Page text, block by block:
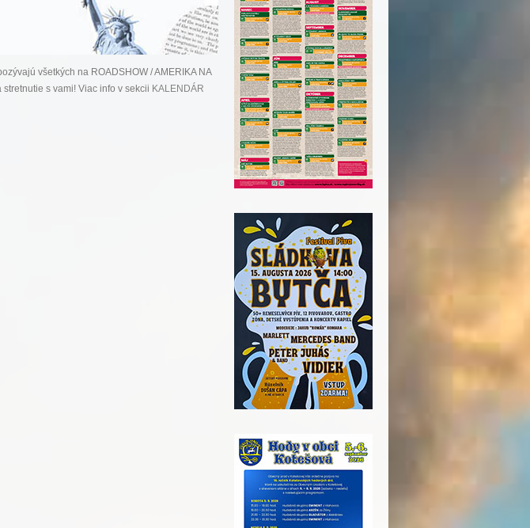
všetkých na ROADSHOW / AMERIKA NA
s vami! Viac info v sekcii KALENDÁR